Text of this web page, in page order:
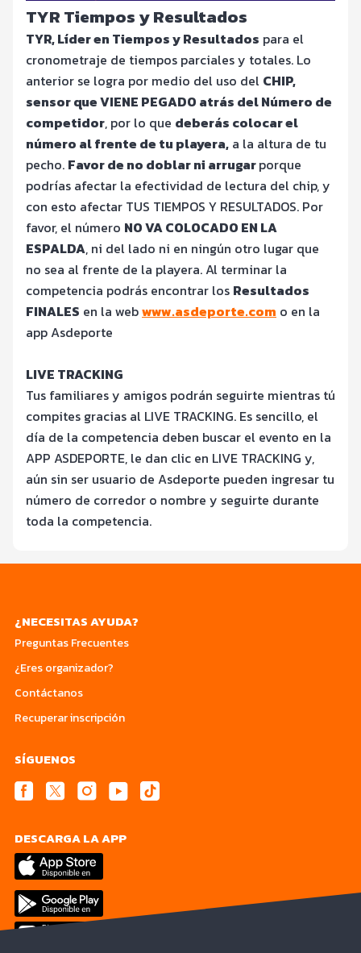
TYR Tiempos y Resultados
TYR, Líder en Tiempos y Resultados para el
cronometraje de tiempos parciales y totales. Lo
anterior se logra por medio del uso del CHIP,
sensor que VIENE PEGADO atrás del Número de
competidor, por lo que deberás colocar el
número al frente de tu playera, a la altura de tu
pecho. Favor de no doblar ni arrugarporque
podrías afectar la efectividad de lectura del chip, y
con esto afectar TUS TIEMPOS Y RESULTADOS. Por
favor, el número NO VA COLOCADO EN LA
ESPALDA, ni del lado ni en ningún otro lugar que
no sea al frente de la playera. Al terminar la
competencia podrás encontrar los Resultados
FINALES en la webwww.asdeporte.com o en la
app Asdeporte
LIVE TRACKING
Tus familiares y amigos podrán seguirte mientras tú
compites gracias al LIVE TRACKING. Es sencillo, el
día de la competencia deben buscar el evento en la
APP ASDEPORTE, le dan clic en LIVE TRACKING y,
aún sin ser usuario de Asdeporte pueden ingresar tu
número de corredor o nombre y seguirte durante
toda la competencia.
¿NECESITAS AYUDA?
Preguntas Frecuentes
¿Eres organizador?
Contáctanos
Recuperar inscripción
SÍGUENOS
DESCARGA LA APP